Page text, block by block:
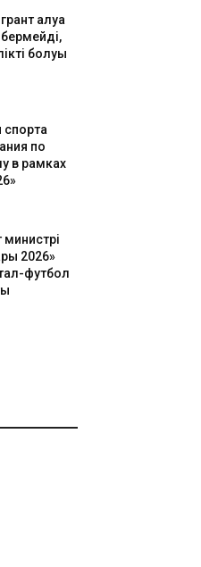
алуға
болуы
спорта
по
в рамках
2026»
футбол